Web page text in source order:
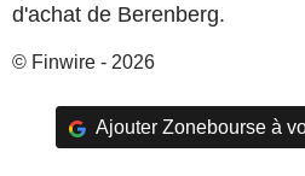
d'achat de Berenberg.
© Finwire - 2026
Ajouter Zonebourse à